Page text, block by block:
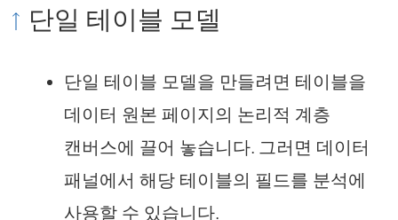
단일 테이블 모델
단일 테이블 모델을 만들려면 테이블을
데이터 원본 페이지의 논리적 계층
캔버스에 끌어 놓습니다. 그러면 데이터
패널에서 해당 테이블의 필드를 분석에
사용할 수 있습니다.